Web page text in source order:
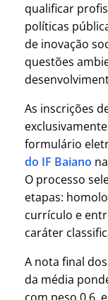
qualificar
políticas
de inovação
questões
As inscrições
formulário
do IF Baiano
O processo
etapas:
currículo e
caráter
A nota final
da média